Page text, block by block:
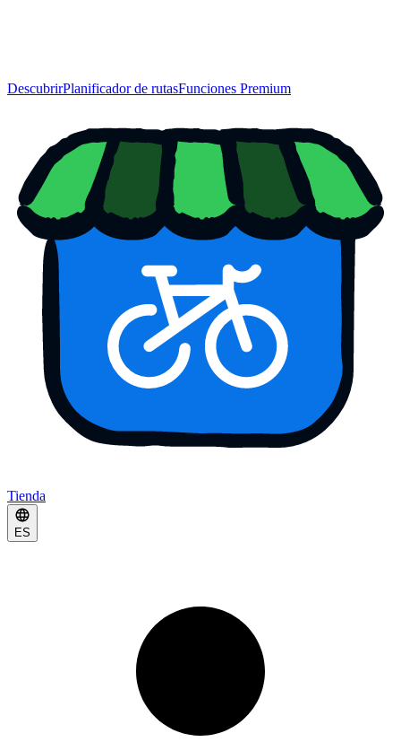
DescubrirPlanificador de rutasFunciones Premium
Tienda
ES